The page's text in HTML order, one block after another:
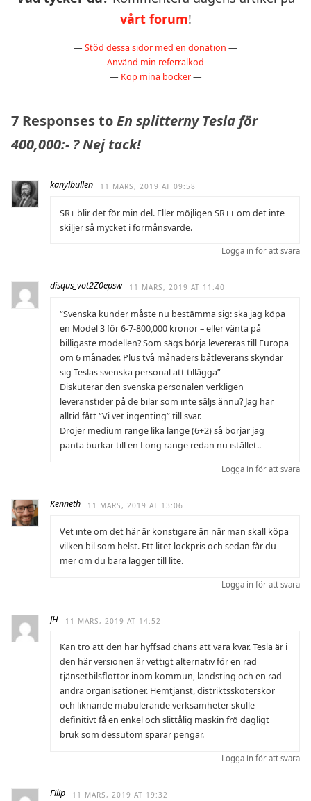
vårt forum!
— Stöd dessa sidor med en donation —
— Använd min referralkod —
— Köp mina böcker—
7 Responses toEn splitterny Tesla för
400,000:- ? Nej tack!
kanylbullen 11 MARS, 2019 AT 09:58
SR+ blir det för min del. Eller möjligen SR++ om det inte
skiljer så mycket i förmånsvärde.
Logga in för att svara
disqus_vot2Z0epsw 11 MARS, 2019 AT 11:40
“Svenska kunder måste nu bestämma sig: ska jag köpa
en Model 3 för 6-7-800,000 kronor – eller vänta på
billigaste modellen? Som sägs börja levereras till Europa
om 6 månader. Plus två månaders båtleverans skyndar
sig Teslas svenska personal att tillägga”
Diskuterar den svenska personalen verkligen
leveranstider på de bilar som inte säljs ännu? Jag har
alltid fått “Vi vet ingenting” till svar.
Dröjer medium range lika länge (6+2) så börjar jag
panta burkar till en Long range redan nu istället..
Logga in för att svara
Kenneth 11 MARS, 2019 AT 13:06
Vet inte om det här är konstigare än när man skall köpa
vilken bil som helst. Ett litet lockpris och sedan får du
mer om du bara lägger till lite.
Logga in för att svara
JH 11 MARS, 2019 AT 14:52
Kan tro att den har hyffsad chans att vara kvar. Tesla är i
den här versionen är vettigt alternativ för en rad
tjänsetbilsflottor inom kommun, landsting och en rad
andra organisationer. Hemtjänst, distriktssköterskor
och liknande mabulerande verksamheter skulle
definitivt få en enkel och slittålig maskin frö dagligt
bruk som dessutom sparar pengar.
Logga in för att svara
Filip 11 MARS, 2019 AT 19:32